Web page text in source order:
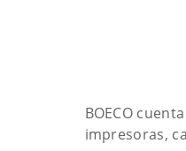
BOECO
impresoras,